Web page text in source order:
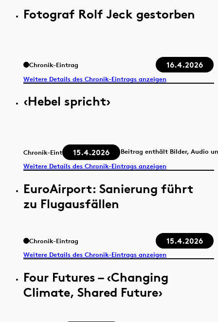
Fotograf Rolf Jeck gestorben
Chronik-Eintrag 16.4.2026
Weitere Details des Chronik-Eintrags anzeigen
‹Hebel spricht›
Chronik-Eintrag 15.4.2026
Beitrag enthält Bilder, Audio
Weitere Details des Chronik-Eintrags anzeigen
EuroAirport: Sanierung führt
zu Flugausfällen
Chronik-Eintrag 15.4.2026
Weitere Details des Chronik-Eintrags anzeigen
Four Futures – ‹Changing
Climate, Shared Future›